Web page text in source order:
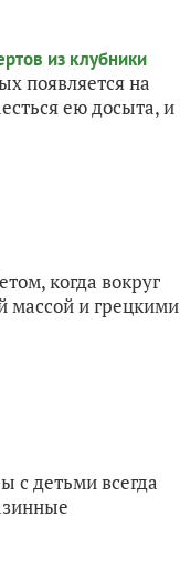
появляется на
ею досыта, и
когда вокруг
массой и грецкими
с детьми всегда